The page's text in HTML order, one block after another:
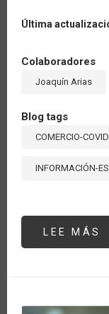
Última
Colaboradores
Joaquín Arias
Blog tags
COMERCIO-
INFORMACIÓN-
LEE MÁS